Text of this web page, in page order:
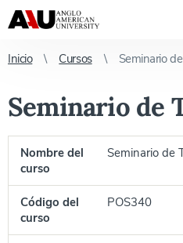
Inicio Cursos Seminario
Seminario de
Nombre del
curso
Seminario de
Código del
curso
POS340